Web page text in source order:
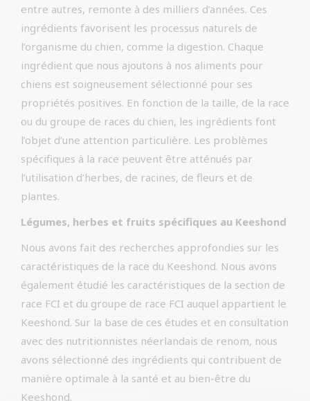
entre autres, remonte à des milliers d’années. Ces
ingrédients favorisent les processus naturels de
l’organisme du chien, comme la digestion. Chaque
ingrédient que nous ajoutons à nos aliments pour
chiens est soigneusement sélectionné pour ses
propriétés positives. En fonction de la taille, de la race
ou du groupe de races du chien, les ingrédients font
l’objet d’une attention particulière. Les problèmes
spécifiques à la race peuvent être atténués par
l’utilisation d’herbes, de racines, de fleurs et de
plantes.
Légumes, herbes et fruits spécifiques au Keeshond
Nous avons fait des recherches approfondies sur les
caractéristiques de la race du Keeshond. Nous avons
également étudié les caractéristiques de la section de
race FCI et du groupe de race FCI auquel appartient le
Keeshond. Sur la base de ces études et en consultation
avec des nutritionnistes néerlandais de renom, nous
avons sélectionné des ingrédients qui contribuent de
manière optimale à la santé et au bien-être du
Keeshond.